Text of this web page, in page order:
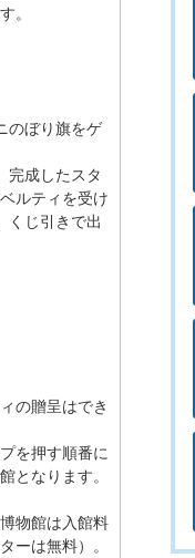
。
のぼり旗をゲ
完成したスタ
ルティを受け
くじ引きで出
の贈呈はでき
を押す順番に
となります。
物館は入館料
ーは無料）。